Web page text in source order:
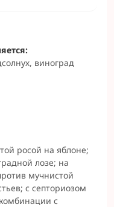
виноград
росой на яблоне;
лозе; на
мучнистой
с септориозом
с